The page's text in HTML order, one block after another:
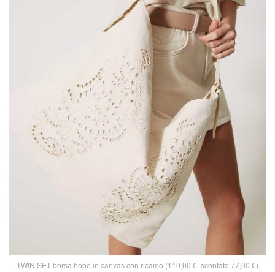
TWIN SET borsa hobo in canvas con ricamo (110,00 €, scontato 77,00 €)